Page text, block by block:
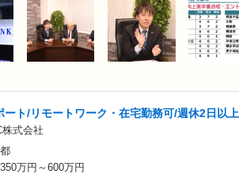
ート/リモートワーク・在宅勤務可/週休2日以上
株式会社
万円～600万円